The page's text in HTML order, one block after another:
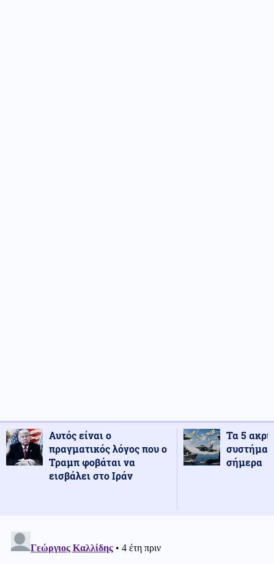
Αυτός είναι ο
πραγματικός λόγος που ο
Τραμπ φοβάται να
εισβάλει στο Ιράν
Τα 5
σήμερα